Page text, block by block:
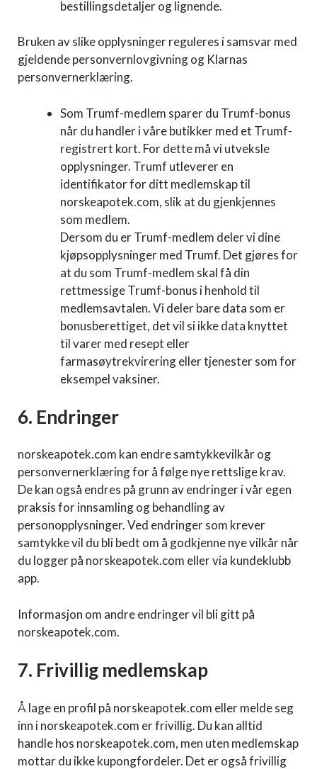
bestillingsdetaljer og lignende.
Bruken av slike opplysninger reguleres i samsvar med
gjeldende personvernlovgivning og Klarnas
personvernerklæring.
Som Trumf-medlem sparer du Trumf-bonus
når du handler i våre butikker med et Trumf-
registrert kort. For dette må vi utveksle
opplysninger. Trumf utleverer en
identifikator for ditt medlemskap til
norskeapotek.com, slik at du gjenkjennes
som medlem.
Dersom du er Trumf-medlem deler vi dine
kjøpsopplysninger med Trumf. Det gjøres for
at du som Trumf-medlem skal få din
rettmessige Trumf-bonus i henhold til
medlemsavtalen. Vi deler bare data som er
bonusberettiget, det vil si ikke data knyttet
til varer med resept eller
farmasøytrekvirering eller tjenester som for
eksempel vaksiner.
6. Endringer
norskeapotek.com kan endre samtykkevilkår og
personvernerklæring for å følge nye rettslige krav.
De kan også endres på grunn av endringer i vår egen
praksis for innsamling og behandling av
personopplysninger. Ved endringer som krever
samtykke vil du bli bedt om å godkjenne nye vilkår når
du logger på norskeapotek.com eller via kundeklubb
app.
Informasjon om andre endringer vil bli gitt på
norskeapotek.com.
7. Frivillig medlemskap
Å lage en profil på norskeapotek.com eller melde seg
inn i norskeapotek.com er frivillig. Du kan alltid
handle hos norskeapotek.com, men uten medlemskap
mottar du ikke kupongfordeler. Det er også frivillig